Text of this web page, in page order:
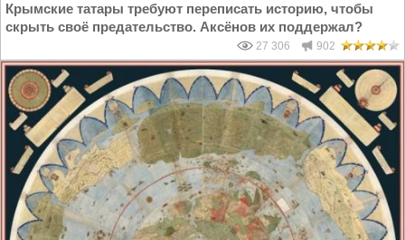
Крымские татары требуют переписать историю, чтобы
скрыть своё предательство. Аксёнов их поддержал?
27 306 902